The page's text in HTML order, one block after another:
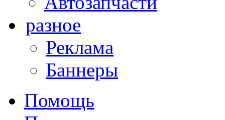
разное
Реклама
Баннеры
Помощь